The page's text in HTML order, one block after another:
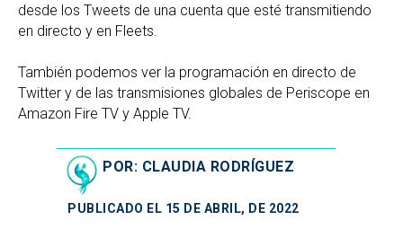
desde los Tweets de una cuenta que esté transmitiendo
en directo y en Fleets.
También podemos ver la programación en directo de
Twitter y de las transmisiones globales de Periscope en
Amazon Fire TV y Apple TV.
PUBLICADO EL 15 DE ABRIL, DE 2022
POR: CLAUDIA RODRÍGUEZ